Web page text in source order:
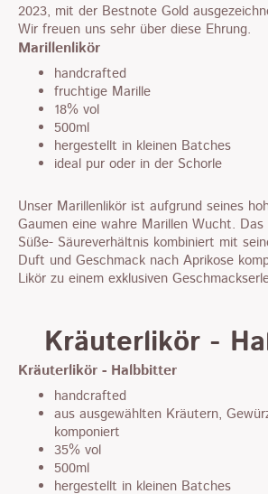
2023, mit der Bestnote Gold
Wir freuen uns sehr über diese Ehrung.
Marillenlikör
handcrafted
fruchtige Marille
18% vol
500ml
hergestellt in kleinen Batches
ideal pur oder in der Schorle
Unser Marillenlikör ist aufgrund seines
Gaumen eine wahre Marillen Wucht.
Süße- Säureverhältnis kombiniert mit
Duft und Geschmack nach Aprikose
Likör zu einem exklusiven
Kräuterlikör -
Kräuterlikör - Halbbitter
handcrafted
aus ausgewählten Kräutern,
komponiert
35% vol
500ml
hergestellt in kleinen Batches